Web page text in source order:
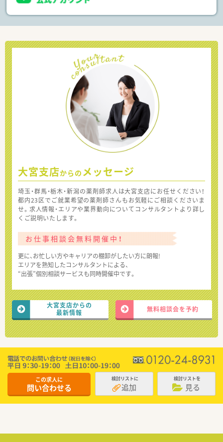
大宮支店からの メッセージ
埼玉・群馬・栃木・新潟の薬剤師求人は大宮支店にお任せください！
都内23区でご就業希望の薬剤師さんもお気軽にご相談くださいま
せ。求人情報・エリアや業界動向についてコンサルタントより詳し
くご説明いたします。
お仕事相談会無料開催中！
更に、お忙しい方やキャリアの棚卸がしたい方に朗報!
エリアを熟知したコンサルタントによる、
“出張”個別相談サービスも同時開催中です。
大宮支店からの
最新情報
無料相談会を予約
この求人に
問い合わせる
検討リストに
追加
検討リストを
見る